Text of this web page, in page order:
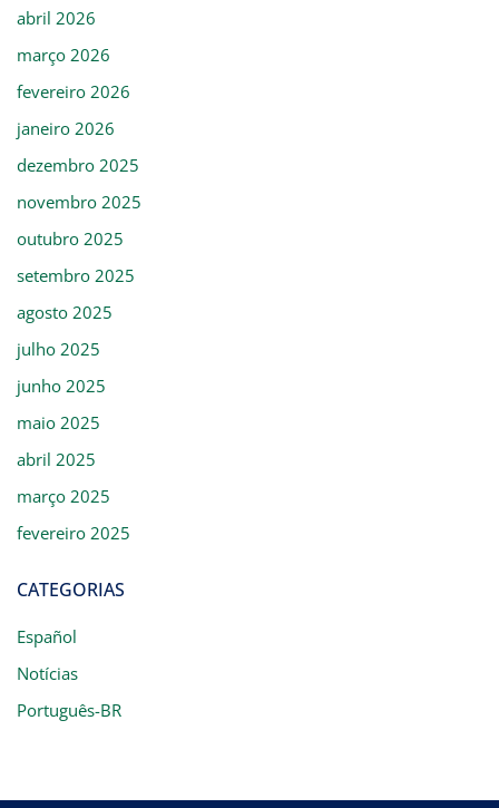
abril 2026
março 2026
fevereiro 2026
janeiro 2026
dezembro 2025
novembro 2025
outubro 2025
setembro 2025
agosto 2025
julho 2025
junho 2025
maio 2025
abril 2025
março 2025
fevereiro 2025
CATEGORIAS
Español
Notícias
Português-BR